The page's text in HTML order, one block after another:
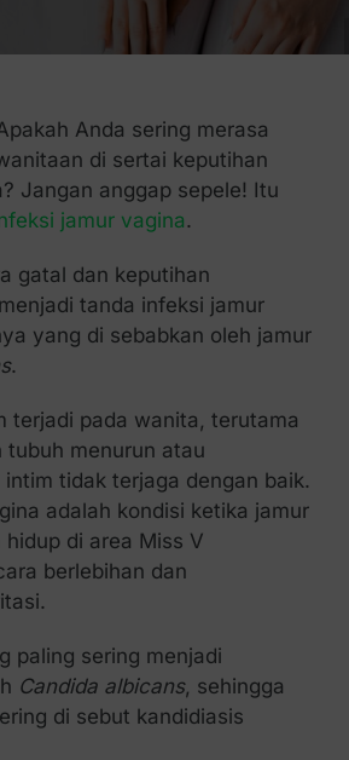
Anda sering merasa
di sertai keputihan
Jangan anggap sepele! Itu
jamur vagina.
gatal dan keputihan
tanda infeksi jamur
yang di sebabkan oleh jamur
.
terjadi pada wanita, terutama
tubuh menurun atau
tidak terjaga dengan baik.
adalah kondisi ketika jamur
di area Miss V
berlebihan dan
paling sering menjadi
Candida albicans, sehingga
di sebut kandidiasis